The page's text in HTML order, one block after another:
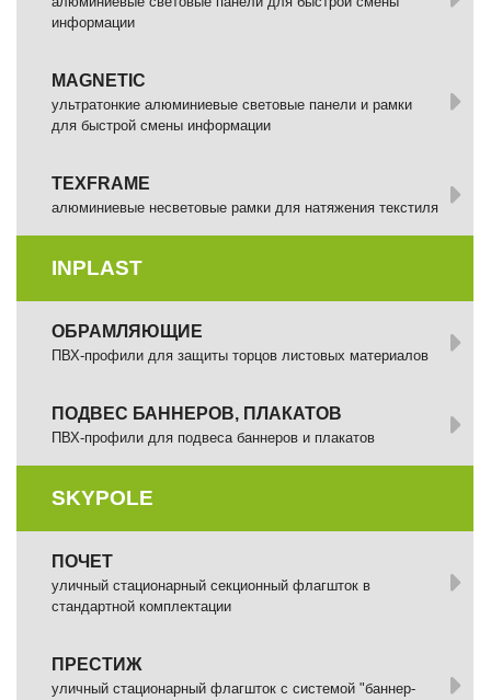
информации
MAGNETIC
ультратонкие алюминиевые световые панели и рамки
для быстрой смены информации
TEXFRAME
алюминиевые несветовые рамки для натяжения текстиля
INPLAST
ОБРАМЛЯЮЩИЕ
ПВХ-профили для защиты торцов листовых материалов
ПОДВЕС БАННЕРОВ, ПЛАКАТОВ
ПВХ-профили для подвеса баннеров и плакатов
SKYPOLE
ПОЧЕТ
уличный стационарный секционный флагшток в
стандартной комплектации
ПРЕСТИЖ
уличный стационарный флагшток с системой "баннер-